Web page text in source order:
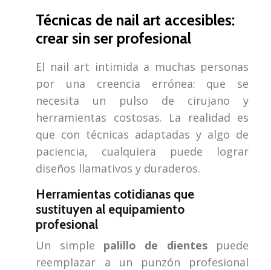
Técnicas de nail art accesibles:
crear sin ser profesional
El nail art intimida a muchas personas
por una creencia errónea: que se
necesita un pulso de cirujano y
herramientas costosas. La realidad es
que con técnicas adaptadas y algo de
paciencia, cualquiera puede lograr
diseños llamativos y duraderos.
Herramientas cotidianas que
sustituyen al equipamiento
profesional
Un simple palillo de dientespuede
reemplazar a un punzón profesional